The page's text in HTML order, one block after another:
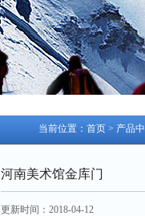
当前位置： 首页 > 产品
河南美术馆金库门
更新时间：2018-04-12